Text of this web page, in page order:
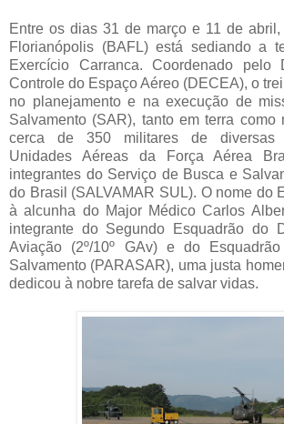
Entre os dias 31 de março e 11 de
Florianópolis (BAFL) está sediando a
Exercício Carranca. Coordenado pelo
Controle do Espaço Aéreo (DECEA), o
no planejamento e na execução de
Salvamento (SAR), tanto em terra como
cerca de 350 militares de diversas
Unidades Aéreas da Força Aérea
integrantes do Serviço de Busca e
do Brasil (SALVAMAR SUL). O nome do
à alcunha do Major Médico Carlos
integrante do Segundo Esquadrão do
Aviação (2º/10º GAv) e do
Salvamento (PARASAR), uma justa
dedicou à nobre tarefa de salvar vidas.